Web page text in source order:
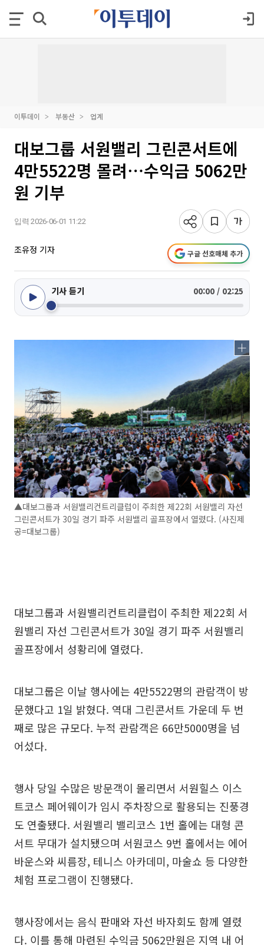
이투데이 부동산 업계
대보그룹 서원밸리 그린콘서트에
4만5522명 몰려⋯수익금 5062만
원 기부
입력 2026-06-01 11:22
조유정 기자 구글 선호매체 추가
기사 듣기 00:00 / 02:25
▲대보그룹과 서원밸리컨트리클럽이 주최한 제22회 서원밸리 자선
그린콘서트가 30일 경기 파주 서원밸리 골프장에서 열렸다. (사진제
공=대보그룹)
대보그룹과 서원밸리컨트리클럽이 주최한 제22회 서
원밸리 자선 그린콘서트가 30일 경기 파주 서원밸리
골프장에서 성황리에 열렸다.
대보그룹은 이날 행사에는 4만5522명의 관람객이 방
문했다고 1일 밝혔다. 역대 그린콘서트 가운데 두 번
째로 많은 규모다. 누적 관람객은 66만5000명을 넘
어섰다.
행사 당일 수많은 방문객이 몰리면서 서원힐스 이스
트코스 페어웨이가 임시 주차장으로 활용되는 진풍경
도 연출됐다. 서원밸리 밸리코스 1번 홀에는 대형 콘
서트 무대가 설치됐으며 서원코스 9번 홀에서는 에어
바운스와 씨름장, 테니스 아카데미, 마술쇼 등 다양한
체험 프로그램이 진행됐다.
행사장에서는 음식 판매와 자선 바자회도 함께 열렸
다. 이를 통해 마련된 수익금 5062만원은 지역 내 어